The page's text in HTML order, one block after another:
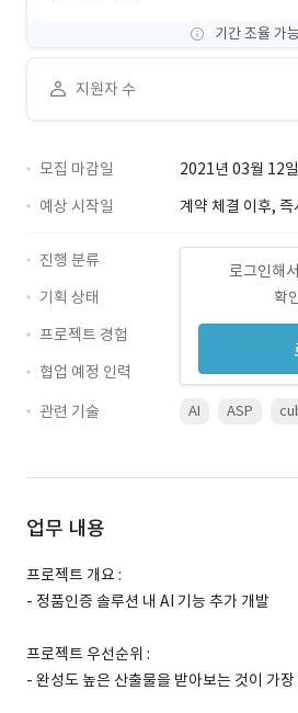
기간 조율 가능
지원자 수
모집 마감일
2021년 03월 12일
예상 시작일
계약 체결 이후, 즉
로그인해
확
진행 분류
기획 상태
프로젝트 경험
협업 예정 인력
관련 기술
AI ASP
업무 내용
프로젝트 개요 :
- 정품인증 솔루션 내 AI 기능 추가 개발
프로젝트 우선순위 :
- 완성도 높은 산출물을 받아보는 것이 가